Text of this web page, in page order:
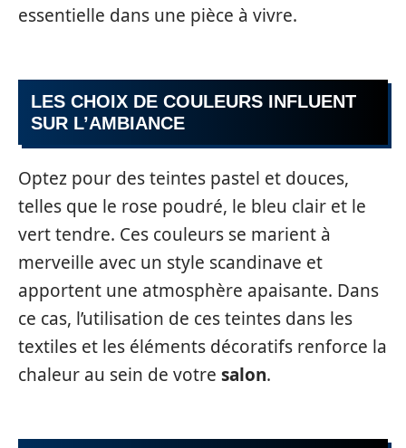
essentielle dans une pièce à vivre.
LES CHOIX DE COULEURS INFLUENT
SUR L’AMBIANCE
Optez pour des teintes pastel et douces,
telles que le rose poudré, le bleu clair et le
vert tendre. Ces couleurs se marient à
merveille avec un style scandinave et
apportent une atmosphère apaisante. Dans
ce cas, l’utilisation de ces teintes dans les
textiles et les éléments décoratifs renforce la
chaleur au sein de votre salon.